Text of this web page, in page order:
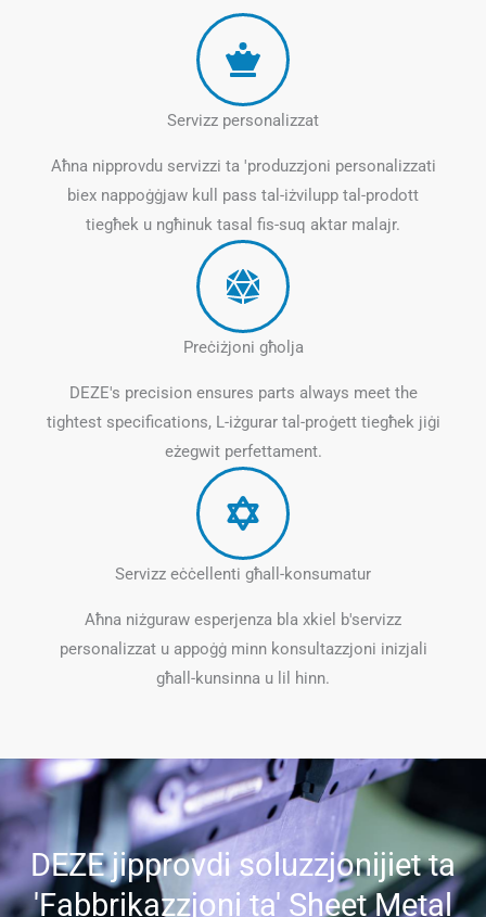
Servizz personalizzat
Aħna nipprovdu servizzi ta 'produzzjoni personalizzati
biex nappoġġjaw kull pass tal-iżvilupp tal-prodott
tiegħek u ngħinuk tasal fis-suq aktar malajr.
Preċiżjoni għolja
DEZE's precision ensures parts always meet the
tightest specifications, L-iżgurar tal-proġett tiegħek jiġi
eżegwit perfettament.
Servizz eċċellenti għall-konsumatur
Aħna niżguraw esperjenza bla xkiel b'servizz
personalizzat u appoġġ minn konsultazzjoni inizjali
għall-kunsinna u lil hinn.
DEZE jipprovdi soluzzjonijiet ta
'Fabbrikazzjoni ta' Sheet Metal